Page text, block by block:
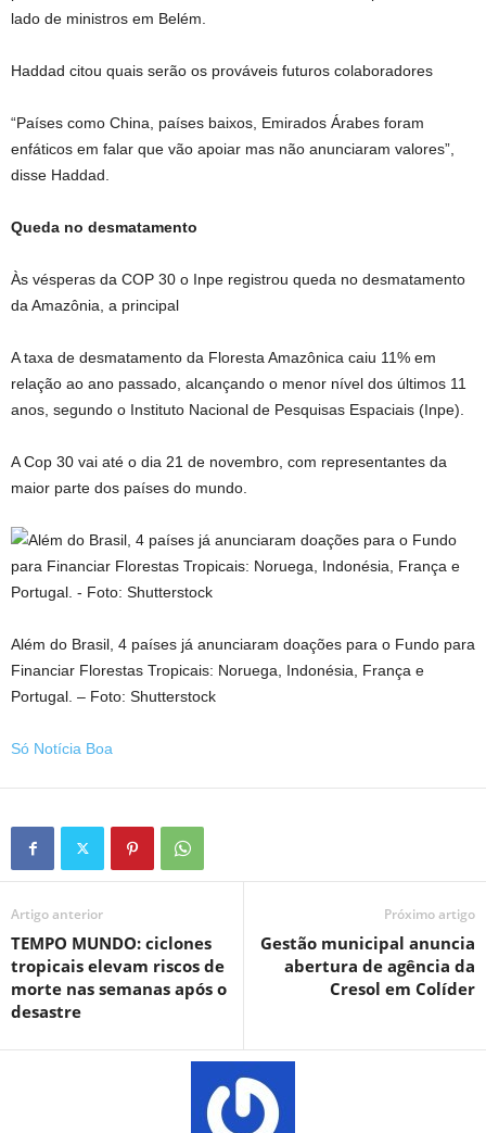
lado de ministros em Belém.
Haddad citou quais serão os prováveis futuros colaboradores
“Países como China, países baixos, Emirados Árabes foram
enfáticos em falar que vão apoiar mas não anunciaram valores”,
disse Haddad.
Queda no desmatamento
Às vésperas da COP 30 o Inpe registrou queda no desmatamento
da Amazônia, a principal
A taxa de desmatamento da Floresta Amazônica caiu 11% em
relação ao ano passado, alcançando o menor nível dos últimos 11
anos, segundo o Instituto Nacional de Pesquisas Espaciais (Inpe).
A Cop 30 vai até o dia 21 de novembro, com representantes da
maior parte dos países do mundo.
Além do Brasil, 4 países já anunciaram doações para o Fundo para
Financiar Florestas Tropicais: Noruega, Indonésia, França e
Portugal. – Foto: Shutterstock
Só Notícia Boa
Artigo anterior
TEMPO MUNDO: ciclones
tropicais elevam riscos de
morte nas semanas após o
desastre
Próximo artigo
Gestão municipal anuncia
abertura de agência da
Cresol em Colíder